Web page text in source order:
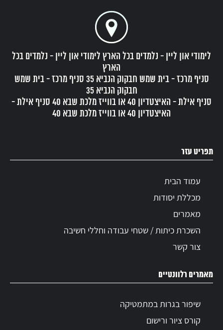
לימודי און ליין - נלמדים בכל הארץ לימודי און ליין - נלמדים בכל
הארץ
סניף מרכז - בית שמש חבקוק הנביא 35 סניף מרכז - בית שמש
חבקוק הנביא 35
סניף אילת - האיצטדיון 40 או בווייז מלכת שבא 40 סניף אילת -
האיצטדיון 40 או בווייז מלכת שבא 40
תפריט עזר
עמוד הבית
מכללת יסודות
מאמרים
השכרת כיתות / שטחי עבודה וחללי חשיבה
צור קשר
מאמרים רלוונטיים
שיפור בגרות במתמטיקה
קורס ציור ורישום